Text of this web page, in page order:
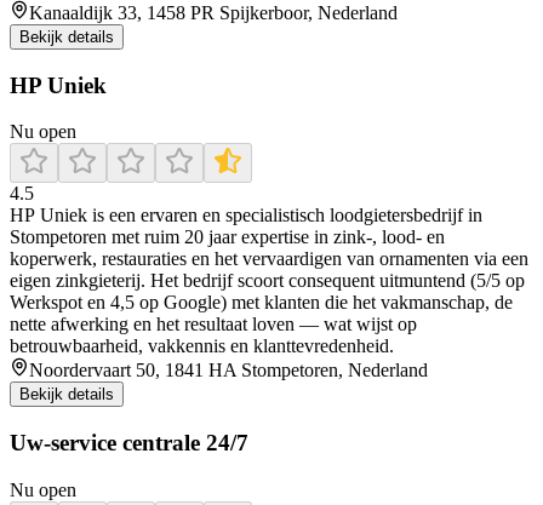
Kanaaldijk 33, 1458 PR Spijkerboor, Nederland
Bekijk details
HP Uniek
Nu open
4.5
HP Uniek is een ervaren en specialistisch loodgietersbedrijf in
Stompetoren met ruim 20 jaar expertise in zink-, lood- en
koperwerk, restauraties en het vervaardigen van ornamenten via een
eigen zinkgieterij. Het bedrijf scoort consequent uitmuntend (5/5 op
Werkspot en 4,5 op Google) met klanten die het vakmanschap, de
nette afwerking en het resultaat loven — wat wijst op
betrouwbaarheid, vakkennis en klanttevredenheid.
Noordervaart 50, 1841 HA Stompetoren, Nederland
Bekijk details
Uw-service centrale 24/7
Nu open